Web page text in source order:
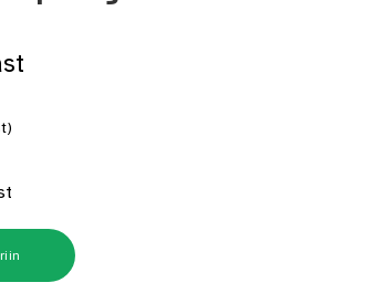
Usein kysytyt kysymykset (FAQ)